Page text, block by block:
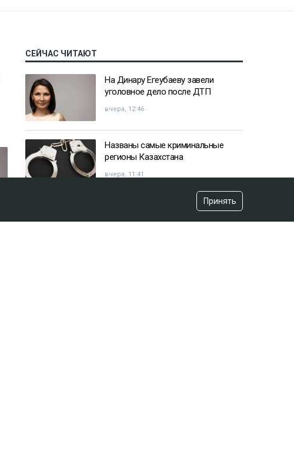
СЕЙЧАС ЧИТАЮТ
На Динару Егеубаеву завели
уголовное дело после ДТП
вчера, 12:46
Названы самые криминальные
регионы Казахстана
вчера, 11:41
Казахстанец пожаловался
Жапарову после остановки на
Принять